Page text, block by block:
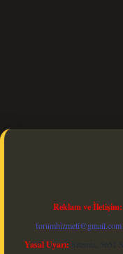
Reklam ve İletişim:
forumhizmeti@gmail.com
Yasal Uyarı: